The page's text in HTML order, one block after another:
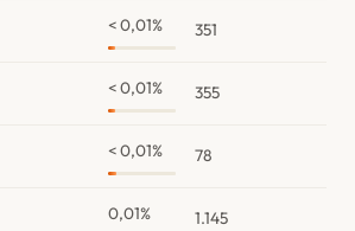
< 0,01% 351
< 0,01% 355
< 0,01% 78
0,01% 1.145